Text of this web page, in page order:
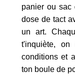
panier ou sac
dose de tact
un art.
t'inquiète,
conditions et
ton boule de